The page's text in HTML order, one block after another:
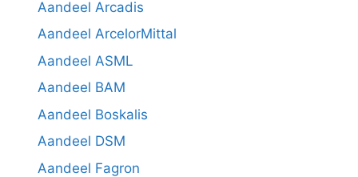
Aandeel Arcadis
Aandeel ArcelorMittal
Aandeel ASML
Aandeel BAM
Aandeel Boskalis
Aandeel DSM
Aandeel Fagron